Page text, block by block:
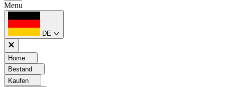
Menu
DE
Home
Bestand
Kaufen